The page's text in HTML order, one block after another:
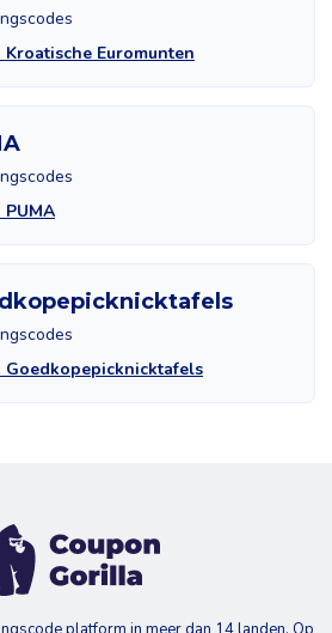
Kroatische Euromunten
PUMA
Goedkopepicknicktafels